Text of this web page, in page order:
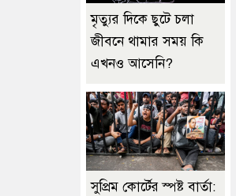
মৃত্যুর দিকে ছুটে চলা
জীবনে থামার সময় কি
এখনও আসেনি?
সুপ্রিম কোর্টের স্পষ্ট বার্তা: